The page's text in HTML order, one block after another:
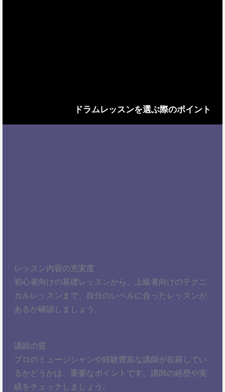
ドラムレッスンを選ぶ際のポイント
レッスン内容の充実度
初心者向けの基礎レッスンから、上級者向けのテクニ
カルレッスンまで、自分のレベルに合ったレッスンが
あるか確認しましょう。
講師の質
プロのミュージシャンや経験豊富な講師が在籍してい
るかどうかは、重要なポイントです。講師の経歴や実
績をチェックしましょう。